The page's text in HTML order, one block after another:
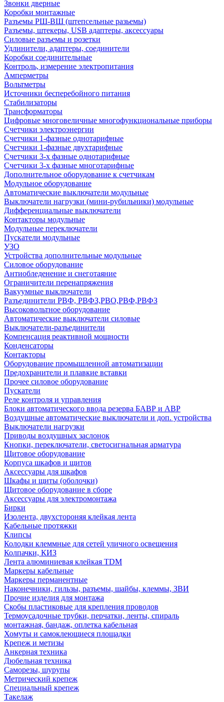
Звонки дверные
Коробки монтажные
Разъемы РШ-ВШ (штепсельные разьемы)
Разъемы, штекеры, USB адаптеры, аксессуары
Силовые разъемы и розетки
Удлинители, адаптеры, соединители
Коробки соединительные
Контроль, измерение электропитания
Амперметры
Вольтметры
Источники бесперебойного питания
Стабилизаторы
Трансформаторы
Цифровые многовеличные многофункциональные приборы
Счетчики электроэнергии
Счетчики 1-фазные однотарифные
Счетчики 1-фазные двухтарифные
Счетчики 3-х фазные однотарифные
Счетчики 3-х фазные многотарифные
Дополнительное оборудование к счетчикам
Модульное оборудование
Автоматические выключатели модульные
Выключатели нагрузки (мини-рубильники) модульные
Дифференциальные выключатели
Контакторы модульные
Модульные переключатели
Пускатели модульные
УЗО
Устройства дополнительные модульные
Силовое оборудование
Антиобледенение и снеготаяние
Ограничители перенапряжения
Вакуумные выключатели
Разъединители РВФ, РВФЗ,РВО,РВФ,РВФЗ
Высоковольтное оборудование
Автоматические выключатели cиловые
Выключатели-разъединители
Компенсация реактивной мощности
Конденсаторы
Контакторы
Оборудование промышленной автоматизации
Предохранители и плавкие вставки
Прочее силовое оборудование
Пускатели
Реле контроля и управления
Блоки автоматического ввода резерва БАВР и АВР
Воздушные автоматические выключатели и доп. устройства
Выключатели нагрузки
Приводы воздушных заслонок
Кнопки, переключатели, светосигнальная арматура
Щитовое оборудование
Корпуса шкафов и щитов
Аксессуары для шкафов
Шкафы и щиты (оболочки)
Щитовое оборудование в сборе
Аксессуары для электромонтажа
Бирки
Изолента, двухстороняя клейкая лента
Кабельные протяжки
Клипсы
Колодки клеммные для сетей уличного освещения
Колпачки, КИЗ
Лента алюминиевая клейкая TDM
Маркеры кабельные
Маркеры перманентные
Наконечники, гильзы, разъемы, шайбы, клеммы, ЗВИ
Прочие изделия для монтажа
Скобы пластиковые для крепления проводов
Термоусадочные трубки, перчатки, ленты, спираль
монтажная, бандаж, оплетка кабельная
Хомуты и самоклеющиеся площадки
Крепеж и метизы
Анкерная техника
Дюбельная техника
Саморезы, шурупы
Метрический крепеж
Специальный крепеж
Такелаж